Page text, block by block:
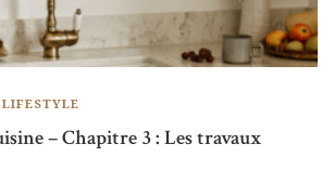
LIFESTYLE
– Chapitre 3 : Les travaux